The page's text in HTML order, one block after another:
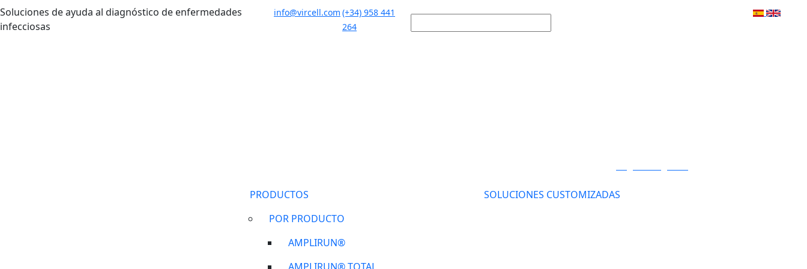
Pasar al contenido principal
Soluciones de ayuda al diagnóstico de enfermedades
infecciosas
info@vircell.com (+34) 958 441
264
PRODUCTOS
POR PRODUCTO
AMPLIRUN®
SOLUCIONES CUSTOMIZADAS